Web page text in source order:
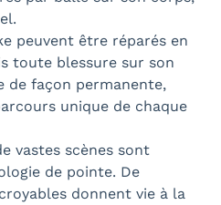
peuvent être réparés en
toute blessure sur son
de façon permanente,
unique de chaque
vastes scènes sont
de pointe. De
donnent vie à la